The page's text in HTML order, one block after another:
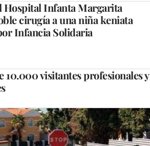
Hospital Infanta Margarita
cirugía a una niña keniata
Infancia Solidaria
10.000 visitantes profesionales y